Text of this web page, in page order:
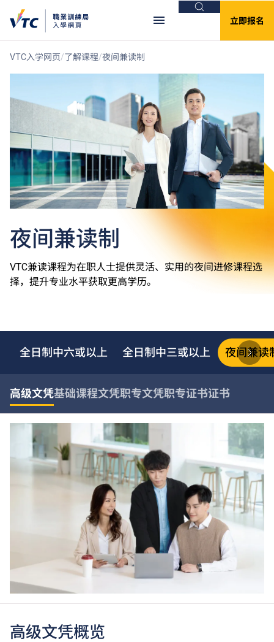
搜索
立即报名
VTC入学网页 了解课程 夜间兼读制
夜间兼读制
VTC兼读课程为在职人士提供灵活、实用的夜间进修课程选
择，提升专业水平获取更高学历。
全日制中六或以上 全日制中三或以上 夜间兼读
高级文凭基础课程文凭职专文凭职专证书证书
高级文凭概览